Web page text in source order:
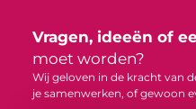
Vragen, ideeën of
moet worden?
Wij geloven in de kracht van
je samenwerken, of gewoon